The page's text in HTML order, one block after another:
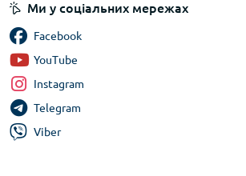
Ми у соціальних мережах
Facebook
YouTube
Instagram
Telegram
Viber